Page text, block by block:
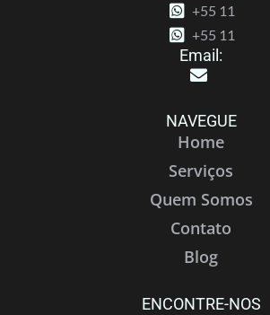
+55 11
+55 11
Email:
NAVEGUE
Home
Serviços
Quem Somos
Contato
Blog
ENCONTRE-NOS